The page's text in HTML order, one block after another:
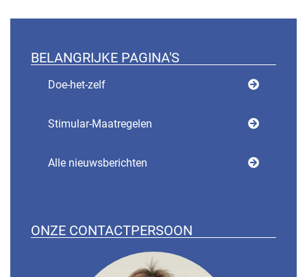
BELANGRIJKE PAGINA'S
Doe-het-zelf
Stimular-Maatregelen
Alle nieuwsberichten
ONZE CONTACTPERSOON